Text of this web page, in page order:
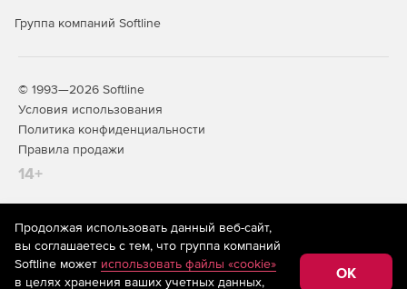
Работу через NAT (NAT Traversal).
Мониторинг SNMP.
Высокая надежность и производительность
Возможность оснащения резервными блоками
питания и жесткими дисками, объединенными в RAID.
Группа компаний Softline
© 1993—2026 Softline
Условия использования
Политика конфиденциальности
Правила продажи
14+
На информационном ресурсе store.softline.ru применяются
рекомендательные технологии(информационные технологии
предоставления информации на основе сбора,
систематизации и анализа сведений, относящихся к
Продолжая использовать данный веб-сайт,
вы соглашаетесь с тем, что группа компаний
Softline может использовать файлы «cookie»
в целях хранения ваших учетных данных,
OK